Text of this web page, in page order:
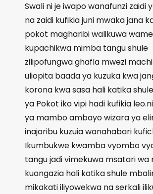
Swali ni je iwapo wanafunzi zaidi
na zaidi kufikia juni mwaka jana
pokot magharibi walikuwa
kupachikwa mimba tangu shule
zilipofungwa ghafla mwezi
uliopita baada ya kuzuka kwa
korona kwa sasa hali katika
ya Pokot iko vipi hadi kufikia
ya mambo ambayo wizara ya
inajaribu kuzuia wanahabari
Ikumbukwe kwamba vyombo
tangu jadi vimekuwa msatari wa
kuangazia hali katika shule
mikakati iliyowekwa na serkali